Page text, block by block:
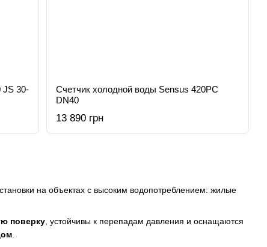
на объектах с высоким водопотреблением: жилые
поверку, устойчивы к перепадам давления и оснащаются
.
JS 30-
Счетчик холодной воды Sensus 420PC
DN40
13 890 грн